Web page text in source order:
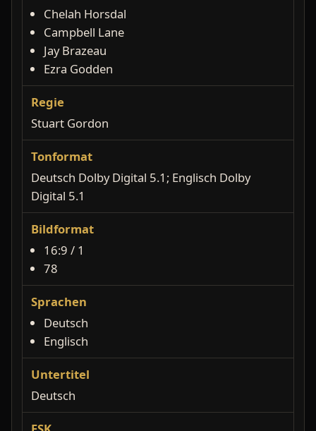
Chelah Horsdal
Campbell Lane
Jay Brazeau
Ezra Godden
Regie
Stuart Gordon
Tonformat
Deutsch Dolby Digital 5.1; Englisch Dolby
Digital 5.1
Bildformat
16:9 / 1
78
Sprachen
Deutsch
Englisch
Untertitel
Deutsch